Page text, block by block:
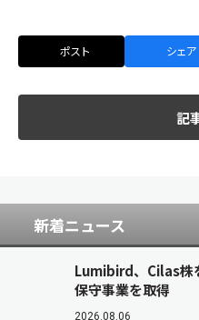
ポスト シェア
記
新着ニュース
Lumibird、Cilas株
保守事業を取得
2026.08.06